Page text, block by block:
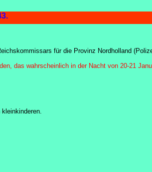
van 1943.
für die Provinz Nordholland
das wahrscheinlich in der Nacht von 20-21